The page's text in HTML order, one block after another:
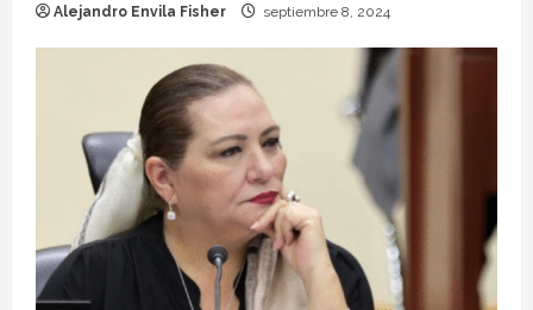
Alejandro Envila Fisher septiembre 8, 2024